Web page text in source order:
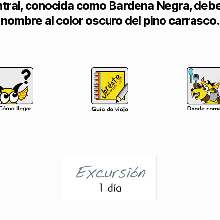
conocida como Bardena Negra,
nombre al color oscuro del pino carrasco.